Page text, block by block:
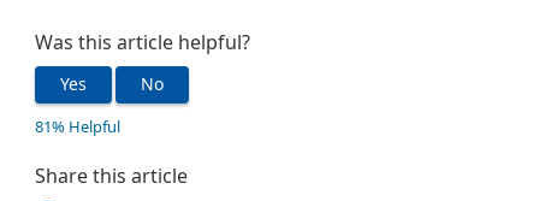
Was this article helpful?
Yes No
81% Helpful
Share this article